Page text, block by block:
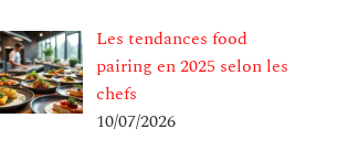
Les tendances food
pairing en 2025 selon les
chefs
10/07/2026